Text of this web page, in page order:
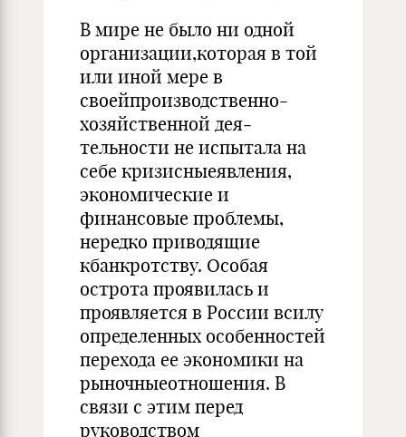
В мире не было ни одной
организации,кото­рая в той
или иной мере в
своейпроизводственно-
хозяйственной дея­
тельности не испытала на
себе кризисныеявления,
экономические и
финансовые проблемы,
нередко приводящие
кбанкротству. Особая
острота проявилась и
проявляется в России всилу
определенных осо­бенностей
перехода ее экономики на
рыночныеотношения. В
связи с этим перед
руководством